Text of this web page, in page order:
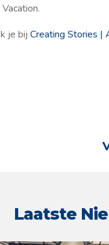
je bijCreating Stories |
Laatste